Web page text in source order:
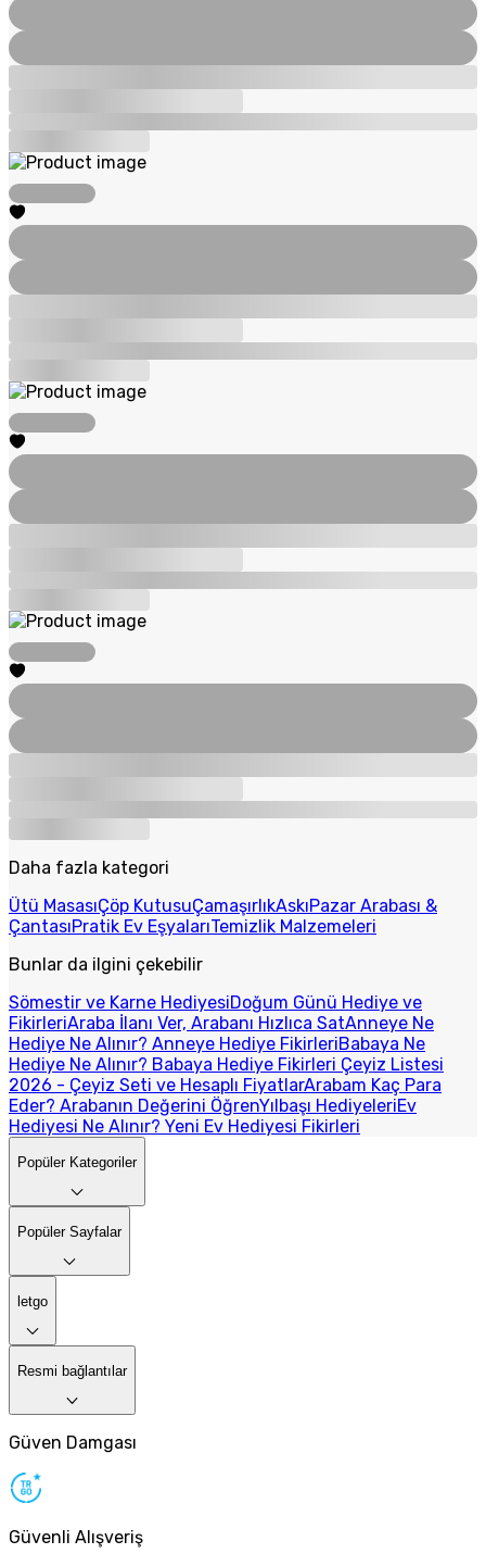
Daha fazla kategori
Ütü MasasıÇöp KutusuÇamaşırlıkAskıPazar Arabası &
ÇantasıPratik Ev EşyalarıTemizlik Malzemeleri
Bunlar da ilgini çekebilir
Sömestir ve Karne HediyesiDoğum Günü Hediye ve
FikirleriAraba İlanı Ver, Arabanı Hızlıca SatAnneye Ne
Hediye Ne Alınır? Anneye Hediye FikirleriBabaya Ne
Hediye Ne Alınır? Babaya Hediye Fikirleri Çeyiz Listesi
2026 - Çeyiz Seti ve Hesaplı FiyatlarArabam Kaç Para
Eder? Arabanın Değerini ÖğrenYılbaşı HediyeleriEv
Hediyesi Ne Alınır? Yeni Ev Hediyesi Fikirleri
Popüler Kategoriler
Popüler Sayfalar
letgo
Resmi bağlantılar
Güven Damgası
Güvenli Alışveriş